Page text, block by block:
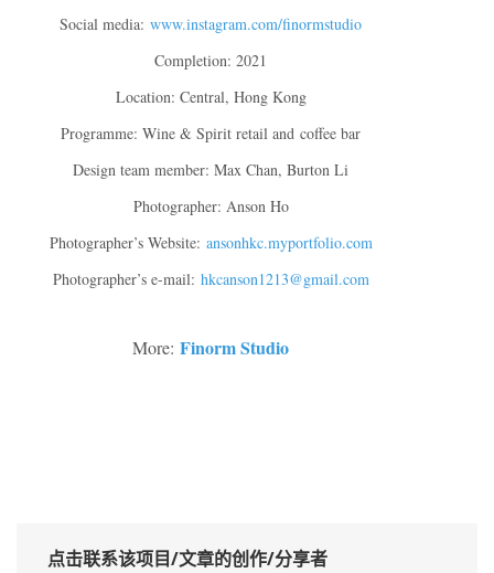
Social media: www.instagram.com/finormstudio
Completion: 2021
Location: Central, Hong Kong
Programme: Wine & Spirit retail and coffee bar
Design team member: Max Chan, Burton Li
Photographer: Anson Ho
Photographer’s Website: ansonhkc.myportfolio.com
Photographer’s e-mail: hkcanson1213@gmail.com
More: Finorm Studio
点击联系该项目/文章的创作/分享者